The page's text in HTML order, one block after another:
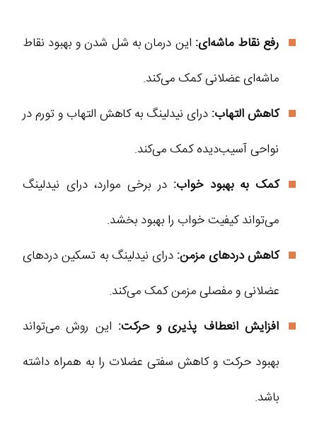
رفع نقاط ماشه‌ای: این درمان به شل شدن و بهبود نقاط
ماشه‌ای عضلانی کمک می‌کند.
کاهش التهاب: درای نیدلینگ به کاهش التهاب و تورم در
نواحی آسیب‌دیده کمک می‌کند.
کمک به بهبود خواب:در برخی موارد، درای نیدلینگ
می‌تواند کیفیت خواب را بهبود بخشد.
کاهش دردهای مزمن: درای نیدلینگ به تسکین دردهای
عضلانی و مفصلی مزمن کمک می‌کند.
افزایش انعطاف‌ پذیری و حرکت: این روش می‌تواند
بهبود حرکت و کاهش سفتی عضلات را به همراه داشته
باشد.